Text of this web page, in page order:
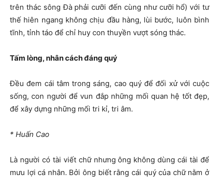
trên thác sông Đà phải cưỡi đến cùng như cưỡi hổ) với tư
thế hiên ngang không chịu đầu hàng, lùi bước, luôn bình
tĩnh, tỉnh táo để chỉ huy con thuyền vượt sóng thác.
Tấm lòng, nhân cách đáng quý
Đều đem cái tâm trong sáng, cao quý để đối xử với cuộc
sống, con người để vun đắp những mối quan hệ tốt đẹp,
để xây dựng những mối tri kỉ, tri âm.
* Huấn Cao
Là người có tài viết chữ nhưng ông không dùng cái tài để
mưu lợi cá nhân. Bởi ông biết rằng cái quý của chữ nằm ở